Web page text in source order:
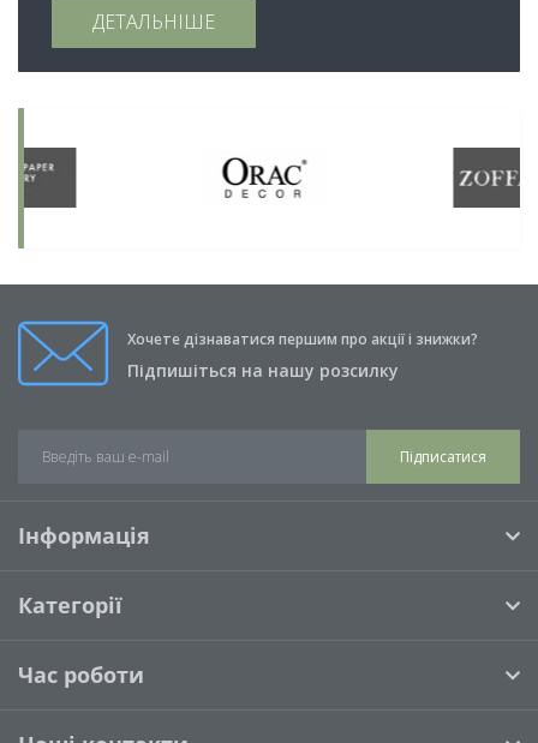
ДЕТАЛЬНІШЕ
Хочете дізнаватися першим про акції і знижки?
Підпишіться на нашу розсилку
Підписатися
Інформація
Категорії
Час роботи